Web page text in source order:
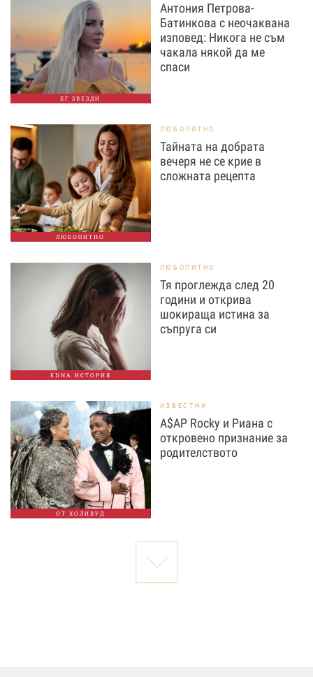
БГ ЗВЕЗДИ
Антония Петрова-
Батинкова с неочаквана
изповед: Никога не съм
чакала някой да ме
спаси
ЛЮБОПИТНО
ЛЮБОПИТНО
Тайната на добрата
вечеря не се крие в
сложната рецепта
EDNA ИСТОРИЯ
ЛЮБОПИТНО
Тя проглежда след 20
години и открива
шокираща истина за
съпруга си
ОТ ХОЛИВУД
ИЗВЕСТНИ
A$AP Rocky и Риана с
откровено признание за
родителството